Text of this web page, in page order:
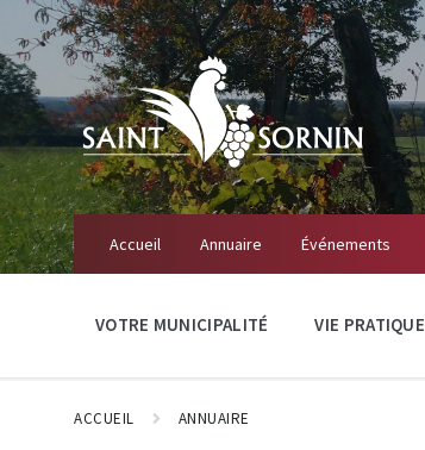
Accueil Annuaire Événements
VOTRE MUNICIPALITÉ VIE PRATIQUE
ACCUEIL ANNUAIRE